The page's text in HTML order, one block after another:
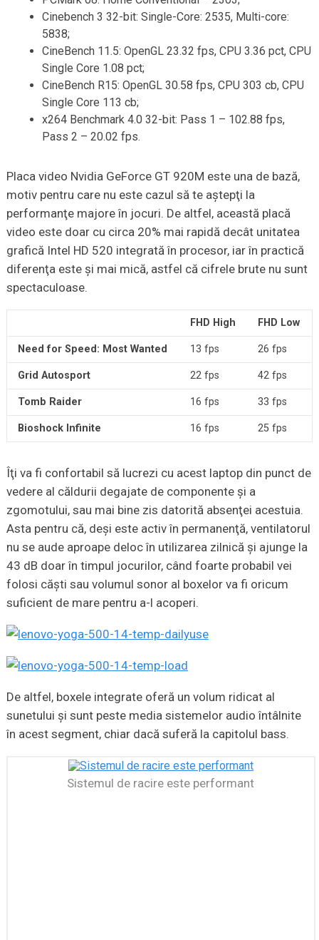
Cinebench 3 32-bit: Single-Core: 2535, Multi-core:
5838;
CineBench 11.5: OpenGL 23.32 fps, CPU 3.36 pct, CPU
Single Core 1.08 pct;
CineBench R15: OpenGL 30.58 fps, CPU 303 cb, CPU
Single Core 113 cb;
x264 Benchmark 4.0 32-bit: Pass 1 – 102.88 fps,
Pass 2 – 20.02 fps.
Placa video Nvidia GeForce GT 920M este una de bază,
motiv pentru care nu este cazul să te aştepţi la
performanţe majore în jocuri. De altfel, această placă
video este doar cu circa 20% mai rapidă decât unitatea
grafică Intel HD 520 integrată în procesor, iar în practică
diferenţa este şi mai mică, astfel că cifrele brute nu sunt
spectaculoase.
FHD High FHD Low
Need for Speed: Most Wanted 13 fps 26 fps
Grid Autosport 22 fps 42 fps
Tomb Raider 16 fps 33 fps
Bioshock Infinite 16 fps 25 fps
Îţi va fi confortabil să lucrezi cu acest laptop din punct de
vedere al căldurii degajate de componente şi a
zgomotului, sau mai bine zis datorită absenţei acestuia.
Asta pentru că, deşi este activ în permanenţă, ventilatorul
nu se aude aproape deloc în utilizarea zilnică şi ajunge la
43 dB doar în timpul jocurilor, când foarte probabil vei
folosi căşti sau volumul sonor al boxelor va fi oricum
suficient de mare pentru a-l acoperi.
De altfel, boxele integrate oferă un volum ridicat al
sunetului şi sunt peste media sistemelor audio întâlnite
în acest segment, chiar dacă suferă la capitolul bass.
Sistemul de racire este performant